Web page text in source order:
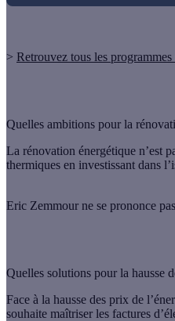
> Retrouvez tous les
Quelles ambitions pour la
La rénovation énergétique n’est
thermiques en investissant dans
Eric Zemmour ne se prononce
Quelles solutions pour la hausse
Face à la hausse des prix de
souhaite maîtriser les factures